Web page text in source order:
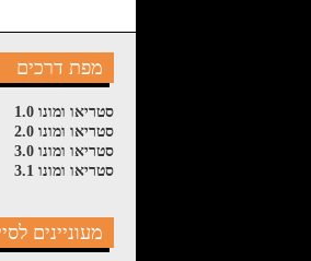
מפת דרכים
סטריאו ומונו 1.0
סטריאו ומונו 2.0
סטריאו ומונו 3.0
סטריאו ומונו 3.1
מעוניינים